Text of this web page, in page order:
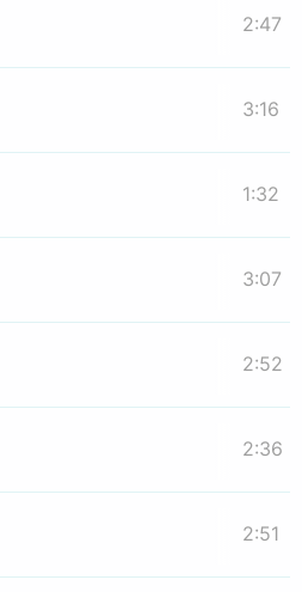
2:47
3:16
1:32
3:07
2:52
2:36
2:51